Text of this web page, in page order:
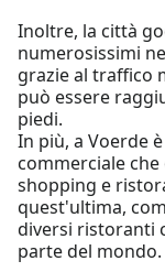
Inoltre, la città
numerosissimi
grazie al traffico
può essere
piedi.
In più, a Voerde
commerciale
shopping e
quest'ultima,
diversi ristoranti
parte del mondo.